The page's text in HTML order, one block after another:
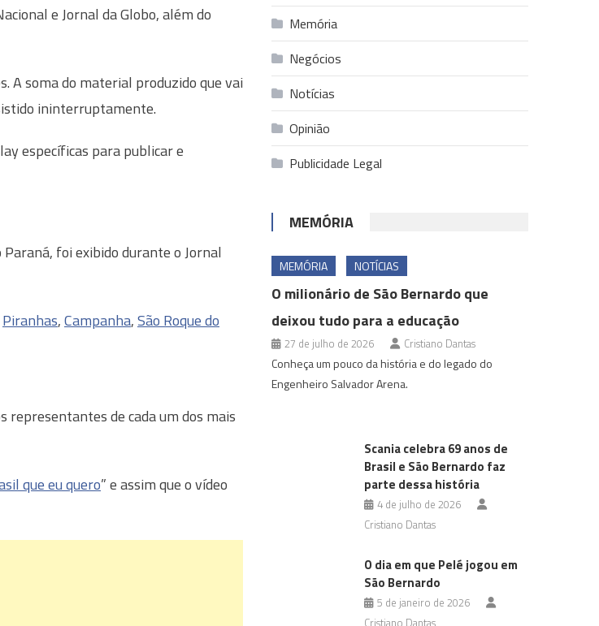
e Jornal da Globo, além do
A soma do material produzido que vai
ininterruptamente.
específicas para publicar e
Paraná, foi exibido durante o Jornal
Piranhas,Campanha,São Roque do
representantes de cada um dos mais
que eu quero” e assim que o vídeo
Memória
Negócios
Notícias
Opinião
Publicidade Legal
MEMÓRIA
MEMÓRIA NOTÍCIAS
O milionário de São Bernardo que
deixou tudo para a educação
27 de julho de 2026 Cristiano Dantas
Conheça um pouco da história e do legado do
Engenheiro Salvador Arena.
Scania celebra 69 anos de
Brasil e São Bernardo faz
parte dessa história
4 de julho de 2026
Cristiano Dantas
O dia em que Pelé jogou em
São Bernardo
5 de janeiro de 2026
Cristiano Dantas